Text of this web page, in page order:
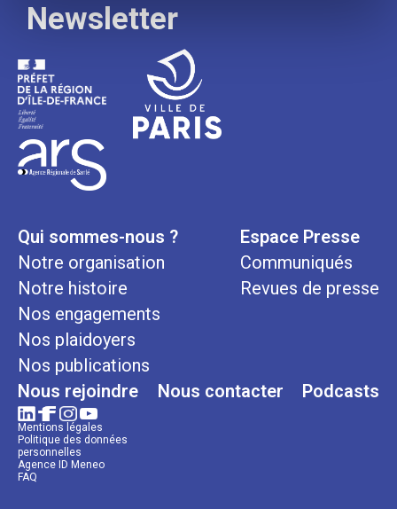
Newsletter
Qui sommes-nous ?
Notre organisation
Notre histoire
Nos engagements
Nos plaidoyers
Nos publications
Espace Presse
Communiqués
Revues de presse
Nous rejoindre Nous contacter Podcasts
Mentions légales
Politique des données
personnelles
Agence ID Meneo
FAQ